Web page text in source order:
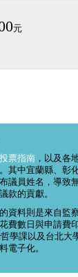
元
投票指南 ，以及各
其中宜蘭縣、彰
議員姓名，導致
款的貢獻。
資料則是來自監
費數日與申請費
學課以及台北大
電子化。